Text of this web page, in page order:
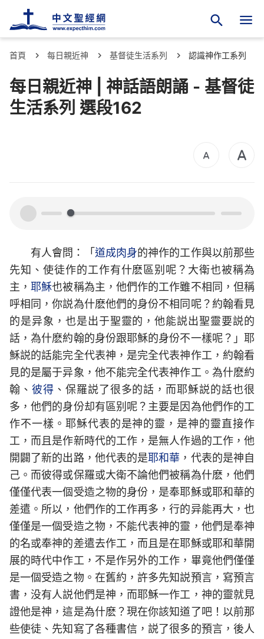
首頁 每日親近神 基督徒生活系列 認識神作工系列
每日親近神 | 神話語朗誦 - 基督徒
生活系列 選段162
00:00 00:00
有人會問：「 道成肉身的神作的工作與以前那些
先知、使徒作的工作有什麽區别呢？大衛也被稱為
主，耶穌也被稱為主，他們作的工作雖不相同，但稱
呼相同，你説為什麽他們的身份不相同呢？約翰看見
的是异象，也是出于聖靈的，他能説出聖靈要説的
話，為什麽約翰的身份跟耶穌的身份不一樣呢？」耶
穌説的話能完全代表神，是完全代表神作工，約翰看
見的是屬于异象，他不能完全代表神作工。為什麽約
翰、 彼得 、保羅説了很多的話，而耶穌説的話也很
多，他們的身份却有區别呢？主要是因為他們作的工
作不一樣。耶穌代表的是神的靈，是神的靈直接作
工，而且是作新時代的工作，是無人作過的工作，他
開闢了新的出路，他代表的是耶和華 ，代表的是神自
己。而彼得或保羅或大衛不論他們被稱為什麽，他們
僅僅代表一個受造之物的身份，是奉耶穌或耶和華的
差遣。所以，他們作的工作再多，行的异能再大，也
僅僅是一個受造之物，不能代表神的靈，他們是奉神
的名或奉神的差遣去作工，而且是在耶穌或耶和華開
展的時代中作工，不是作另外的工作，畢竟他們僅僅
是一個受造之物。在舊約，許多先知説預言，寫預言
書，没有人説他們是神，而耶穌一作工，神的靈就見
證他是神，這是為什麽？現在你該知道了吧！以前那
些使徒、先知寫了各種書信，説了很多的預言，後人